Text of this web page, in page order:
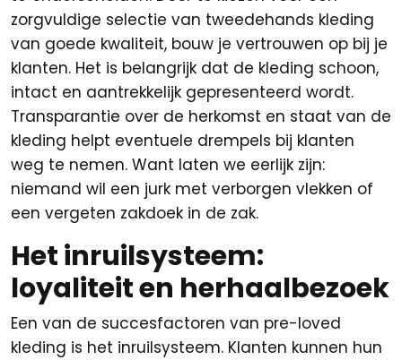
zorgvuldige selectie van tweedehands kleding
van goede kwaliteit, bouw je vertrouwen op bij je
klanten. Het is belangrijk dat de kleding schoon,
intact en aantrekkelijk gepresenteerd wordt.
Transparantie over de herkomst en staat van de
kleding helpt eventuele drempels bij klanten
weg te nemen. Want laten we eerlijk zijn:
niemand wil een jurk met verborgen vlekken of
een vergeten zakdoek in de zak.
Het inruilsysteem:
loyaliteit en herhaalbezoek
Een van de succesfactoren van pre-loved
kleding is het inruilsysteem. Klanten kunnen hun